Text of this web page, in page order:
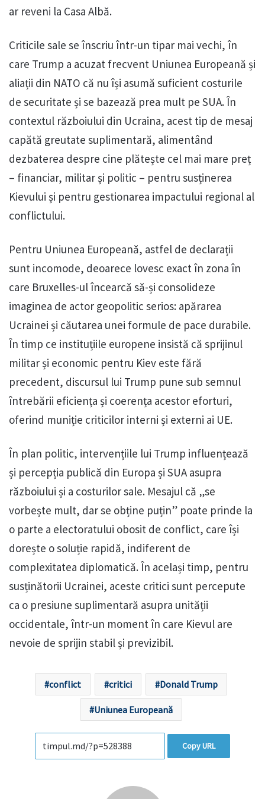
ar reveni la Casa Albă.
Criticile sale se înscriu într-un tipar mai vechi, în
care Trump a acuzat frecvent Uniunea Europeană și
aliații din NATO că nu își asumă suficient costurile
de securitate și se bazează prea mult pe SUA. În
contextul războiului din Ucraina, acest tip de mesaj
capătă greutate suplimentară, alimentând
dezbaterea despre cine plătește cel mai mare preț
– financiar, militar și politic – pentru susținerea
Kievului și pentru gestionarea impactului regional al
conflictului.
Pentru Uniunea Europeană, astfel de declarații
sunt incomode, deoarece lovesc exact în zona în
care Bruxelles-ul încearcă să-și consolideze
imaginea de actor geopolitic serios: apărarea
Ucrainei și căutarea unei formule de pace durabile.
În timp ce instituțiile europene insistă că sprijinul
militar și economic pentru Kiev este fără
precedent, discursul lui Trump pune sub semnul
întrebării eficiența și coerența acestor eforturi,
oferind muniție criticilor interni și externi ai UE.
În plan politic, intervențiile lui Trump influențează
și percepția publică din Europa și SUA asupra
războiului și a costurilor sale. Mesajul că „se
vorbește mult, dar se obține puțin” poate prinde la
o parte a electoratului obosit de conflict, care își
dorește o soluție rapidă, indiferent de
complexitatea diplomatică. În același timp, pentru
susținătorii Ucrainei, aceste critici sunt percepute
ca o presiune suplimentară asupra unității
occidentale, într-un moment în care Kievul are
nevoie de sprijin stabil și previzibil.
conflict critici Donald Trump
Uniunea Europeană
Copy URL